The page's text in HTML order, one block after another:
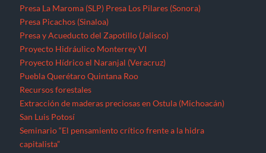
Presa La Maroma (SLP) Presa Los Pilares (Sonora)
Presa Picachos (Sinaloa)
Presa y Acueducto del Zapotillo (Jalisco)
Proyecto Hidráulico Monterrey VI
Proyecto Hídrico el Naranjal (Veracruz)
Puebla Querétaro Quintana Roo
Recursos forestales
Extracción de maderas preciosas en Ostula (Michoacán)
San Luis Potosí
Seminario “El pensamiento crítico frente a la hidra
capitalista”